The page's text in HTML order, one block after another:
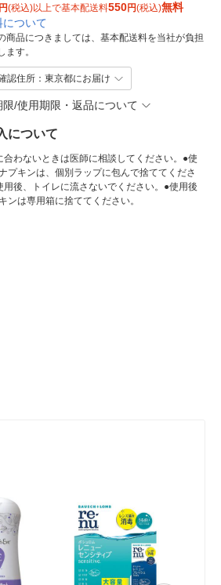
円(税込)以上で基本配送料550円(税込)無料
について
商品につきましては、基本配送料を当社が負担
ます。
認住所：東京都にお届け
限/使用期限・返品について
について
合わないときは医師に相談してください。●使
プキンは、個別ラップに包んで捨ててくださ
用後、トイレに流さないでください。●使用後
ンは専用箱に捨ててください。